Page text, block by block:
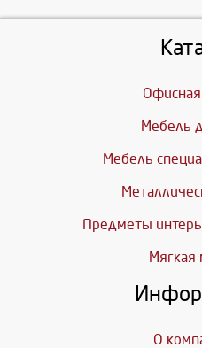
Мебель
Мебель
Предметы
Мягкая
О